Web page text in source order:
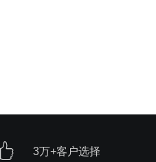
3万+客户选择